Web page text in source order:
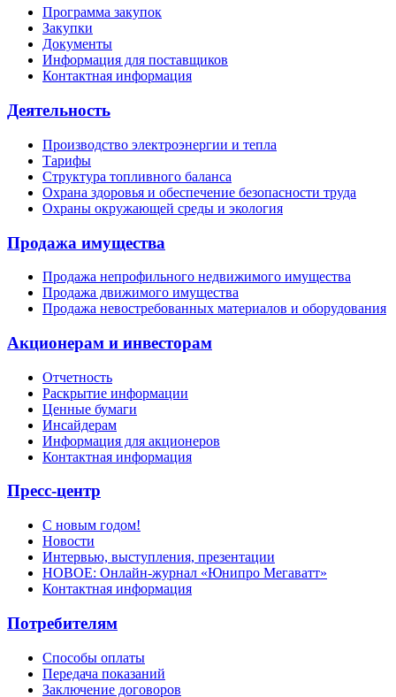
Программа закупок
Закупки
Документы
Информация для поставщиков
Контактная информация
Деятельность
Производство электроэнергии и тепла
Тарифы
Структура топливного баланса
Охрана здоровья и обеспечение безопасности труда
Охраны окружающей среды и экология
Продажа имущества
Продажа непрофильного недвижимого имущества
Продажа движимого имущества
Продажа невостребованных материалов и оборудования
Акционерам и инвесторам
Отчетность
Раскрытие информации
Ценные бумаги
Инсайдерам
Информация для акционеров
Контактная информация
Пресс-центр
С новым годом!
Новости
Интервью, выступления, презентации
НОВОЕ: Онлайн-журнал «Юнипро Мегаватт»
Контактная информация
Потребителям
Способы оплаты
Передача показаний
Заключение договоров